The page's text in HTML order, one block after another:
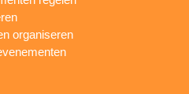
organiseren